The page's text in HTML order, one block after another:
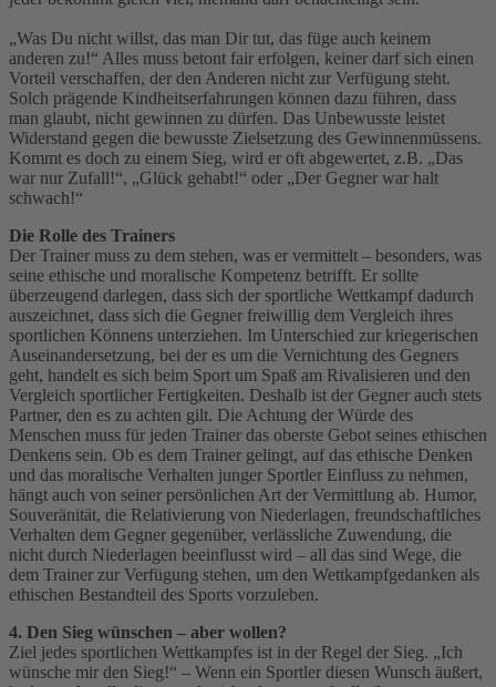
„Was Du nicht willst, das man Dir tut, das füge auch keinem
anderen zu!“ Alles muss betont fair erfolgen, keiner darf sich einen
Vorteil verschaffen, der den Anderen nicht zur Verfügung steht.
Solch prägende Kindheitserfahrungen können dazu führen, dass
man glaubt, nicht gewinnen zu dürfen. Das Unbewusste leistet
Widerstand gegen die bewusste Zielsetzung des Gewinnenmüssens.
Kommt es doch zu einem Sieg, wird er oft abgewertet, z.B. „Das
war nur Zufall!“, „Glück gehabt!“ oder „Der Gegner war halt
schwach!“
Die Rolle des Trainers
Der Trainer muss zu dem stehen, was er vermittelt – besonders, was
seine ethische und moralische Kompetenz betrifft. Er sollte
überzeugend darlegen, dass sich der sportliche Wettkampf dadurch
auszeichnet, dass sich die Gegner freiwillig dem Vergleich ihres
sportlichen Könnens unterziehen. Im Unterschied zur kriegerischen
Auseinandersetzung, bei der es um die Vernichtung des Gegners
geht, handelt es sich beim Sport um Spaß am Rivalisieren und den
Vergleich sportlicher Fertigkeiten. Deshalb ist der Gegner auch stets
Partner, den es zu achten gilt. Die Achtung der Würde des
Menschen muss für jeden Trainer das oberste Gebot seines ethischen
Denkens sein. Ob es dem Trainer gelingt, auf das ethische Denken
und das moralische Verhalten junger Sportler Einfluss zu nehmen,
hängt auch von seiner persönlichen Art der Vermittlung ab. Humor,
Souveränität, die Relativierung von Niederlagen, freundschaftliches
Verhalten dem Gegner gegenüber, verlässliche Zuwendung, die
nicht durch Niederlagen beeinflusst wird – all das sind Wege, die
dem Trainer zur Verfügung stehen, um den Wettkampfgedanken als
ethischen Bestandteil des Sports vorzuleben.
4. Den Sieg wünschen – aber wollen?
Ziel jedes sportlichen Wettkampfes ist in der Regel der Sieg. „Ich
wünsche mir den Sieg!“ – Wenn ein Sportler diesen Wunsch äußert,